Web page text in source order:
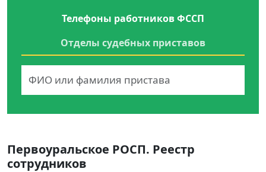
Телефоны работников ФССП
Отделы судебных приставов
Первоуральское РОСП. Реестр
сотрудников